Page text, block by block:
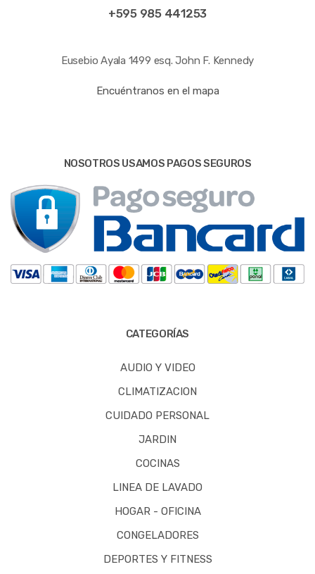
+595 985 441253
Eusebio Ayala 1499 esq. John F. Kennedy
Encuéntranos en el mapa
NOSOTROS USAMOS PAGOS SEGUROS
CATEGORÍAS
AUDIO Y VIDEO
CLIMATIZACION
CUIDADO PERSONAL
JARDIN
COCINAS
LINEA DE LAVADO
HOGAR - OFICINA
CONGELADORES
DEPORTES Y FITNESS